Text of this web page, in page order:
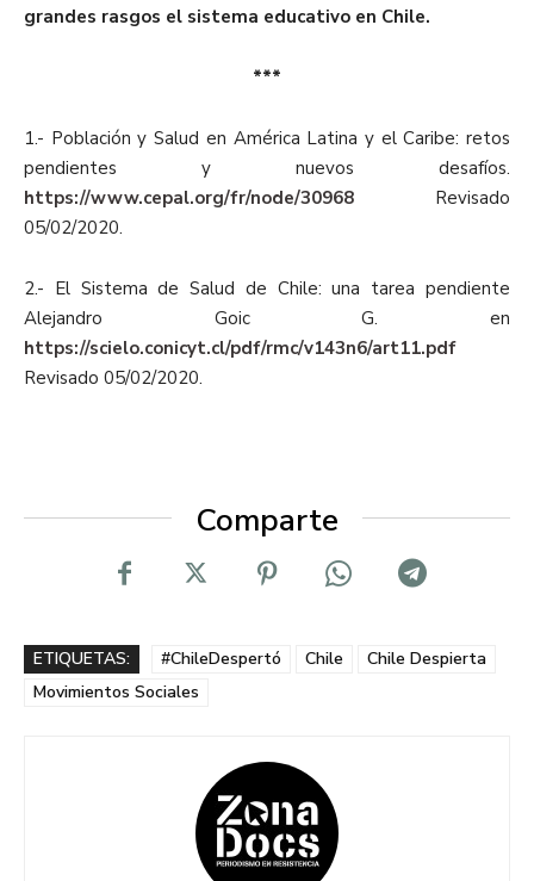
grandes rasgos el sistema educativo en Chile.
***
1.- Población y Salud en América Latina y el Caribe: retos
pendientes y nuevos desafíos.
https://www.cepal.org/fr/node/30968 Revisado
05/02/2020.
2.- El Sistema de Salud de Chile: una tarea pendiente
Alejandro Goic G. en
https://scielo.conicyt.cl/pdf/rmc/v143n6/art11.pdf
Revisado 05/02/2020.
Comparte
ETIQUETAS: #ChileDespertó Chile
Chile Despierta
Movimientos Sociales